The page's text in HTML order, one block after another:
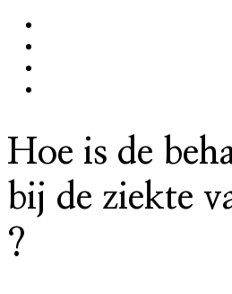
Hoe is de
bij de ziekte
?